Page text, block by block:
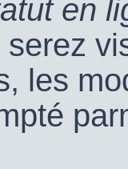
en
les